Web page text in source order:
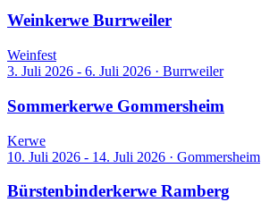
Weinkerwe Burrweiler
Weinfest
3. Juli 2026 - 6. Juli 2026 · Burrweiler
Sommerkerwe Gommersheim
Kerwe
10. Juli 2026 - 14. Juli 2026 · Gommersheim
Bürstenbinderkerwe Ramberg